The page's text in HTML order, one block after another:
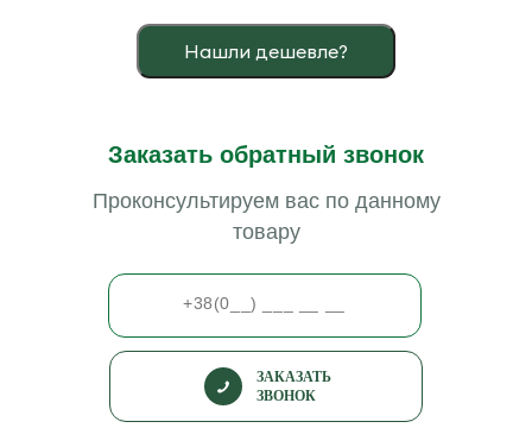
Нашли дешевле?
Заказать обратный звонок
Проконсультируем вас по данному
товару
ЗАКАЗАТЬ
ЗВОНОК